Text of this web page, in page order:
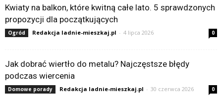
Kwiaty na balkon, które kwitną całe lato. 5 sprawdzonych
propozycji dla początkujących
Ogród Redakcja ladnie-mieszkaj.pl - 4 lipca 2026 0
Jak dobrać wiertło do metalu? Najczęstsze błędy
podczas wiercenia
Domowe porady Redakcja ladnie-mieszkaj.pl - 30 czerwca 2026 0